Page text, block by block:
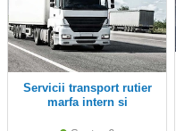
Servicii transport rutier
marfa intern si